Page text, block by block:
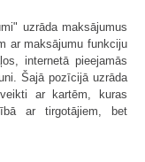
uzrāda maksājumus
ar maksājumu funkciju
internetā pieejamās
Šajā pozīcijā uzrāda
ar kartēm, kuras
ar tirgotājiem, bet